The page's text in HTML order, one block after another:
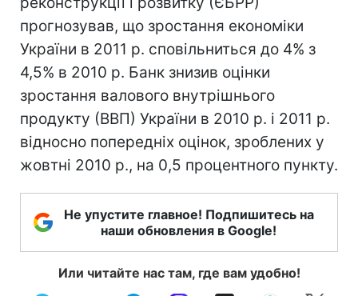
прогнозував, що зростання економіки
України в 2011 р. сповільниться до 4% з
4,5% в 2010 р. Банк знизив оцінки
зростання валового внутрішнього
продукту (ВВП) України в 2010 р. і 2011 р.
відносно попередніх оцінок, зроблених у
жовтні 2010 р., на 0,5 процентного пункту.
Не упустите главное! Подпишитесь на
наши обновления в Google!
Или читайте нас там, где вам удобно!